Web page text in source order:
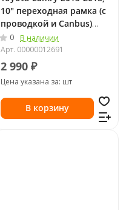
10" переходная рамка (с
проводкой и Canbus)
LeTrun
0
В наличии
Арт. 00000012691
2 990 ₽
Цена указана за: шт
В корзину